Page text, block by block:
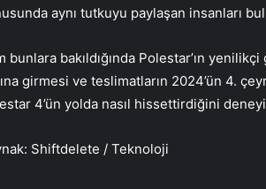
aynı tutkuyu paylaşan insanları
bunlara bakıldığında Polestar’ın
girmesi ve teslimatların 2024’ün 4.
4’ün yolda nasıl hissettirdiğini
Shiftdelete / Teknoloji